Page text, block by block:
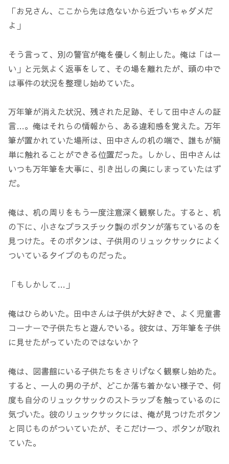
「お兄さん、ここから先は危ないから近づいちゃダメだ
よ」
そう言って、別の警官が俺を優しく制止した。俺は「はー
い」と元気よく返事をして、その場を離れたが、頭の中で
は事件の状況を整理し始めていた。
万年筆が消えた状況、残された足跡、そして田中さんの証
言…。俺はそれらの情報から、ある違和感を覚えた。万年
筆が置かれていた場所は、田中さんの机の端で、誰もが簡
単に触れることができる位置だった。しかし、田中さんは
いつも万年筆を大事に、引き出しの奥にしまっていたはず
だ。
俺は、机の周りをもう一度注意深く観察した。すると、机
の下に、小さなプラスチック製のボタンが落ちているのを
見つけた。そのボタンは、子供用のリュックサックによく
ついているタイプのものだった。
「もしかして…」
俺はひらめいた。田中さんは子供が大好きで、よく児童書
コーナーで子供たちと遊んでいる。彼女は、万年筆を子供
に見せたがっていたのではないか？
俺は、図書館にいる子供たちをさりげなく観察し始めた。
すると、一人の男の子が、どこか落ち着かない様子で、何
度も自分のリュックサックのストラップを触っているのに
気づいた。彼のリュックサックには、俺が見つけたボタン
と同じものがついていたが、そこだけ一つ、ボタンが取れ
ていた。